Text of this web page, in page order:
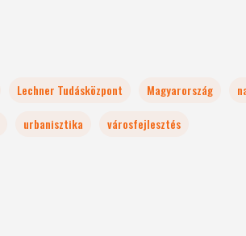
Lechner Tudásközpont Magyarország
urbanisztika városfejlesztés